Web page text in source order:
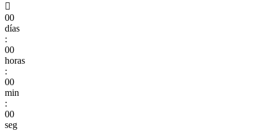

00
días
:
00
horas
:
00
min
:
00
seg